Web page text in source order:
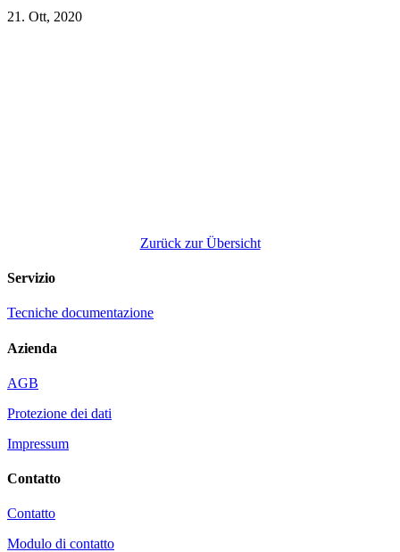
21. Ott, 2020
Zurück zur Übersicht
Servizio
Tecniche documentazione
Azienda
AGB
Protezione dei dati
Impressum
Contatto
Contatto
Modulo di contatto